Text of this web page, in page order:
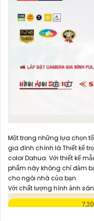
Một trong những lựa chọn
gia đình chính là Thiết kế
color Dahua. Với thiết kế
phẩm này không chỉ đảm
cho ngôi nhà của bạn.
Với chất lượng hình ảnh